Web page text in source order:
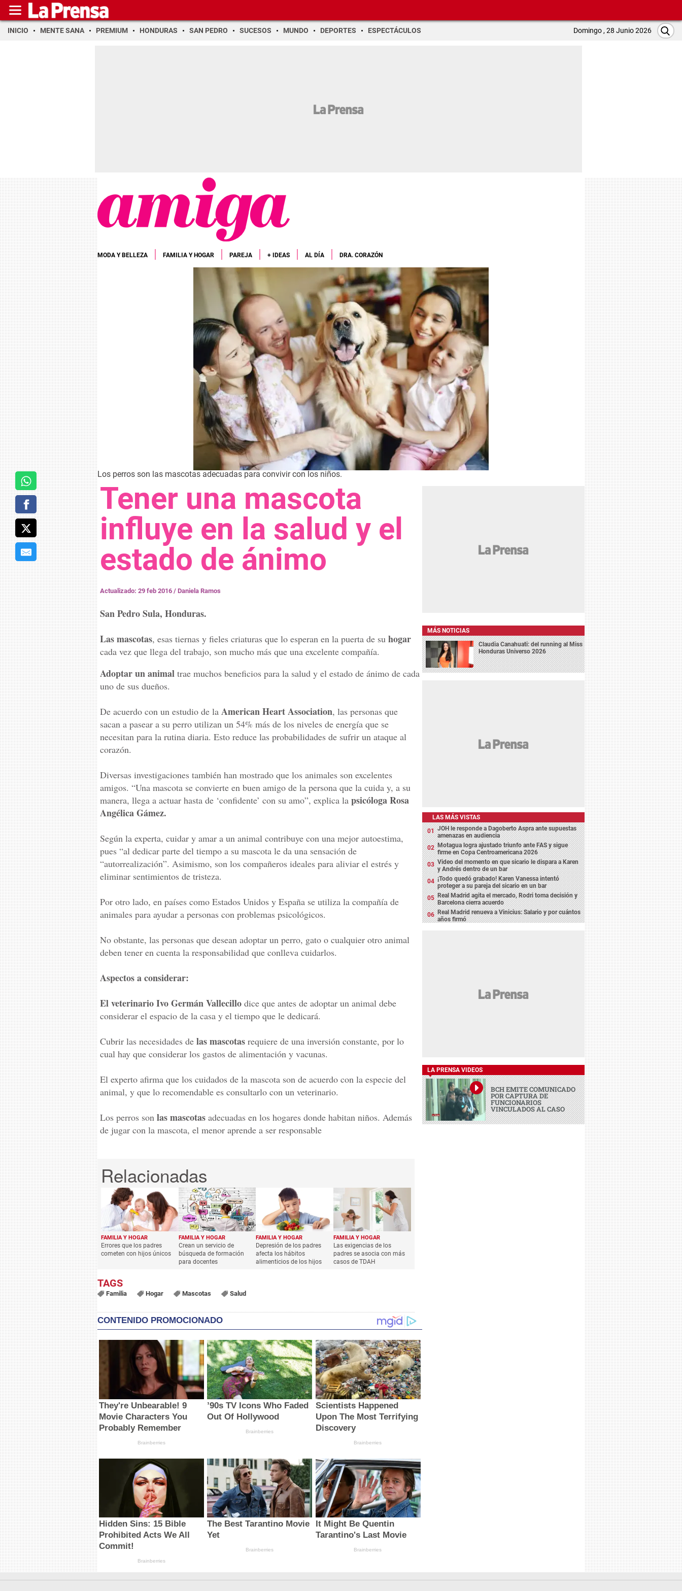
INICIO MENTE SANA PREMIUM HONDURAS SAN PEDRO SUCESOS MUNDO DEPORTES ESPECTÁCULOS Domingo , 28 Junio 2026
MODA Y BELLEZA FAMILIA Y HOGAR PAREJA + IDEAS AL DÍA DRA. CORAZÓN
Los perros son las mascotas adecuadas para convivir con los niños.
Tener una mascota
influye en la salud y el
estado de ánimo
Actualizado: 29 feb 2016 / Daniela Ramos
San Pedro Sula, Honduras.
Las mascotas, esas tiernas y fieles criaturas que lo esperan en la puerta de su hogar
cada vez que llega del trabajo, son mucho más que una excelente compañía.
Adoptar un animal trae muchos beneficios para la salud y el estado de ánimo de cada
uno de sus dueños.
De acuerdo con un estudio de la American Heart Association, las personas que
sacan a pasear a su perro utilizan un 54% más de los niveles de energía que se
necesitan para la rutina diaria. Esto reduce las probabilidades de sufrir un ataque al
corazón.
Diversas investigaciones también han mostrado que los animales son excelentes
amigos. “Una mascota se convierte en buen amigo de la persona que la cuida y, a su
manera, llega a actuar hasta de ‘confidente’ con su amo”, explica la psicóloga Rosa
Angélica Gámez.
Según la experta, cuidar y amar a un animal contribuye con una mejor autoestima,
pues “al dedicar parte del tiempo a su mascota le da una sensación de
“autorrealización”. Asimismo, son los compañeros ideales para aliviar el estrés y
eliminar sentimientos de tristeza.
Por otro lado, en países como Estados Unidos y España se utiliza la compañía de
animales para ayudar a personas con problemas psicológicos.
No obstante, las personas que desean adoptar un perro, gato o cualquier otro animal
deben tener en cuenta la responsabilidad que conlleva cuidarlos.
Aspectos a considerar:
El veterinario Ivo Germán Vallecillo dice que antes de adoptar un animal debe
considerar el espacio de la casa y el tiempo que le dedicará.
Cubrir las necesidades de las mascotas requiere de una inversión constante, por lo
cual hay que considerar los gastos de alimentación y vacunas.
El experto afirma que los cuidados de la mascota son de acuerdo con la especie del
animal, y que lo recomendable es consultarlo con un veterinario.
Los perros son las mascotas adecuadas en los hogares donde habitan niños. Además
de jugar con la mascota, el menor aprende a ser responsable
FAMILIA Y HOGAR
Errores que los padres
cometen con hijos únicos
FAMILIA Y HOGAR
Crean un servicio de
búsqueda de formación
para docentes
FAMILIA Y HOGAR
Depresión de los padres
afecta los hábitos
alimenticios de los hijos
FAMILIA Y HOGAR
Las exigencias de los
padres se asocia con más
casos de TDAH
Familia Hogar Mascotas Salud
CONTENIDO PROMOCIONADO
They're Unbearable! 9
Movie Characters You
Probably Remember
Brainberries
’90s TV Icons Who Faded
Out Of Hollywood
Brainberries
Scientists Happened
Upon The Most Terrifying
Discovery
Brainberries
Hidden Sins: 15 Bible
Prohibited Acts We All
Commit!
Brainberries
The Best Tarantino Movie
Yet
Brainberries
It Might Be Quentin
Tarantino's Last Movie
Brainberries
MÁS NOTICIAS
Claudia Canahuati: del running al Miss
Honduras Universo 2026
LAS MÁS VISTAS
JOH le responde a Dagoberto Aspra ante supuestas
amenazas en audiencia
Motagua logra ajustado triunfo ante FAS y sigue
firme en Copa Centroamericana 2026
Video del momento en que sicario le dispara a Karen
y Andrés dentro de un bar
¡Todo quedó grabado! Karen Vanessa intentó
proteger a su pareja del sicario en un bar
Real Madrid agita el mercado, Rodri toma decisión y
Barcelona cierra acuerdo
Real Madrid renueva a Vinicius: Salario y por cuántos
años firmó
LA PRENSA VIDEOS
BCH EMITE COMUNICADO
POR CAPTURA DE
FUNCIONARIOS
VINCULADOS AL CASO